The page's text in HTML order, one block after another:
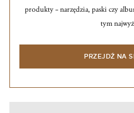
produkty – narzędzia, paski czy
tym
PRZEJDŹ NA